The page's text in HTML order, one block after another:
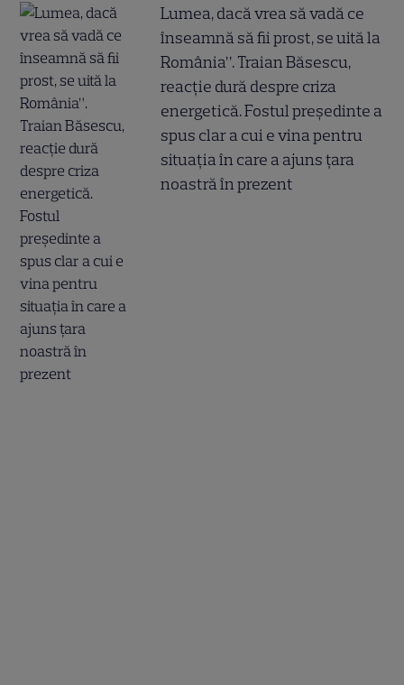
Lumea, dacă vrea să vadă ce
înseamnă să fii prost, se uită la
România”. Traian Băsescu,
reacție dură despre criza
energetică. Fostul președinte a
spus clar a cui e vina pentru
situația în care a ajuns țara
noastră în prezent